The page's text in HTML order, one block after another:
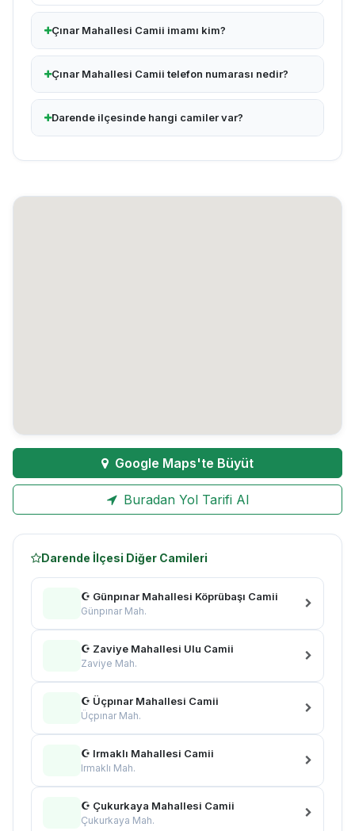
Çınar Mahallesi Camii imamı kim?
Çınar Mahallesi Camii telefon numarası nedir?
Darende ilçesinde hangi camiler var?
Google Maps'te Büyüt
Buradan Yol Tarifi Al
Darende İlçesi Diğer Camileri
☪ Günpınar Mahallesi Köprübaşı Camii
Günpınar Mah.
☪ Zaviye Mahallesi Ulu Camii
Zaviye Mah.
☪ Üçpınar Mahallesi Camii
Üçpınar Mah.
☪ Irmaklı Mahallesi Camii
Irmaklı Mah.
☪ Çukurkaya Mahallesi Camii
Çukurkaya Mah.